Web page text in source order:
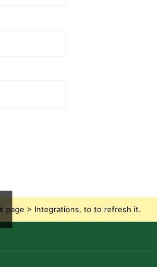
page > Integrations, to to refresh it.